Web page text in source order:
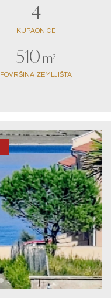
4
KUPAONICE
510 m²
POVRŠINA ZEMLJIŠTA